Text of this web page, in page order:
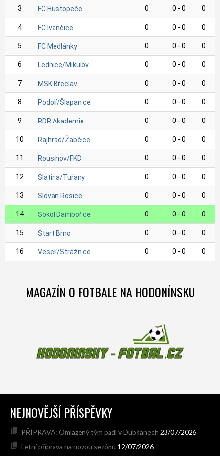
3 FC Hustopeče 0 0 - 0 0
4 FC Ivančice 0 0 - 0 0
5 FC Medlánky 0 0 - 0 0
6 Lednice/Mikulov 0 0 - 0 0
7 MSK Břeclav 0 0 - 0 0
8 Podolí/Šlapanice 0 0 - 0 0
9 RDR Akademie 0 0 - 0 0
10 Rajhrad/Žabčice 0 0 - 0 0
11 Rousínov/FKD 0 0 - 0 0
12 Slatina/Tuřany 0 0 - 0 0
13 Slovan Rosice 0 0 - 0 0
14 Sokol Dambořice 0 0 - 0 0
15 Start Brno 0 0 - 0 0
16 Veselí/Strážnice 0 0 - 0 0
MAGAZÍN O FOTBALE NA HODONÍNSKU
NEJNOVĚJŠÍ PŘÍSPĚVKY
PŘÍPRAVA: Omlazený tým padl v Dubňanech 23/07/2026
Letní příprava na novou sezónu 12/07/2026